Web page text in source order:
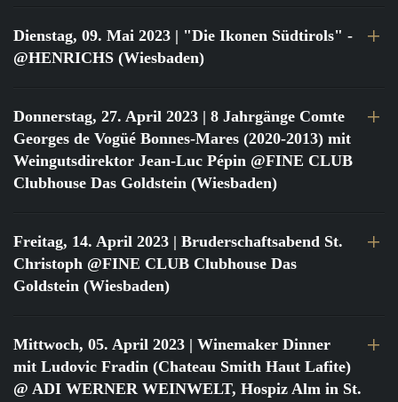
Dienstag, 09. Mai 2023 | "Die Ikonen Südtirols" -
@HENRICHS (Wiesbaden)
Donnerstag, 27. April 2023 | 8 Jahrgänge Comte
Georges de Vogüé Bonnes-Mares (2020-2013) mit
Weingutsdirektor Jean-Luc Pépin @FINE CLUB
Clubhouse Das Goldstein (Wiesbaden)
Freitag, 14. April 2023 | Bruderschaftsabend St.
Christoph @FINE CLUB Clubhouse Das
Goldstein (Wiesbaden)
Mittwoch, 05. April 2023 | Winemaker Dinner
mit Ludovic Fradin (Chateau Smith Haut Lafite)
@ ADI WERNER WEINWELT, Hospiz Alm in St.